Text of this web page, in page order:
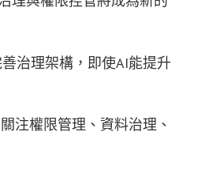
治理架構，即使AI能提升
注權限管理、資料治理、